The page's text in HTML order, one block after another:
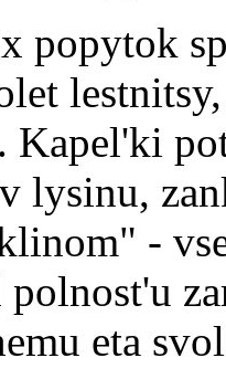
popytok
Kapel'ki
lysinu,
-
polnost'u
eta